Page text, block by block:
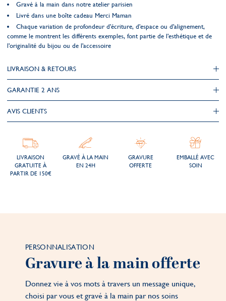
Gravé à la main dans notre atelier parisien
Livré dans une boîte cadeau Merci Maman
Chaque variation de profondeur d'écriture, d'espace ou d'alignement,
comme le montrent les différents exemples, font partie de l'esthétique et de
l'originalité du bijou ou de l'accessoire
LIVRAISON & RETOURS
GARANTIE 2 ANS
AVIS CLIENTS
LIVRAISON
GRATUITE À
PARTIR DE 150€
GRAVÉ À LA MAIN
EN 24H
GRAVURE
OFFERTE
EMBALLÉ AVEC
SOIN
PERSONNALISATION
Gravure à la main offerte
Donnez vie à vos mots à travers un message unique,
choisi par vous et gravé à la main par nos soins